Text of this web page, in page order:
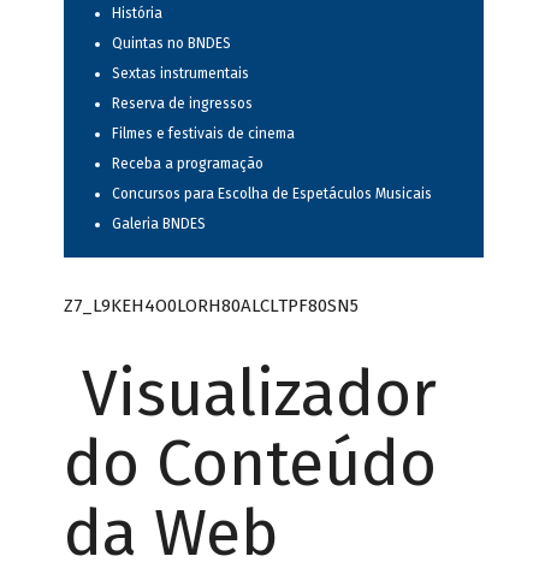
História
Quintas no BNDES
Sextas instrumentais
Reserva de ingressos
Filmes e festivais de cinema
Receba a programação
Concursos para Escolha de Espetáculos Musicais
Galeria BNDES
Z7_L9KEH4O0LORH80ALCLTPF80SN5
Visualizador
do Conteúdo
da Web